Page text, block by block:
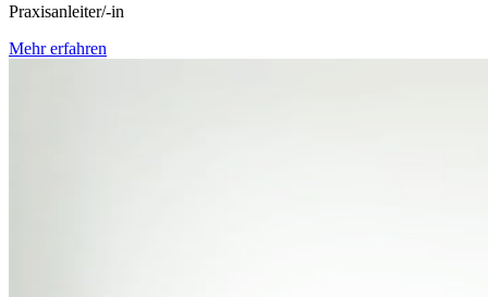
Praxisanleiter/-in
Mehr erfahren